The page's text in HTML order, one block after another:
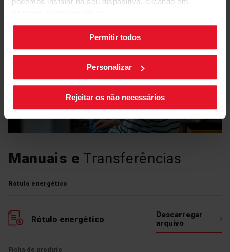
As suas configurações de cookies podem ser alteradas a
qualquer momento, clicando no botão preto posicionado
no canto inferior direito do ecrã.
Permitir todos
Personalizar
Rejeitar os não necessários
Mais funcionalidades
Quer refrescar as suas roupas para a nova
estação ou lavar rapidamente roupas
Manuais e Transferências
Rótulo energético
Rótulo energético
Descarregar
arquivo
Ficha de produto